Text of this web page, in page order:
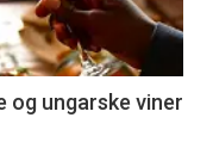
og ungarske viner